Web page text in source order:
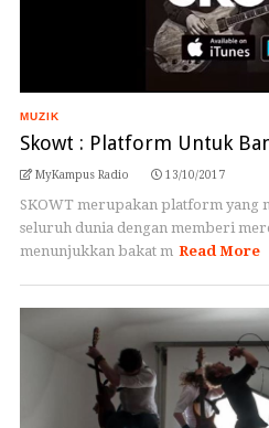
MUZIK
Skowt : Platform Untuk
MyKampus Radio 13/10/2017
SKOWT merupakan platform yang
seluruh dunia dengan memberi
menunjukkan bakat m Read More